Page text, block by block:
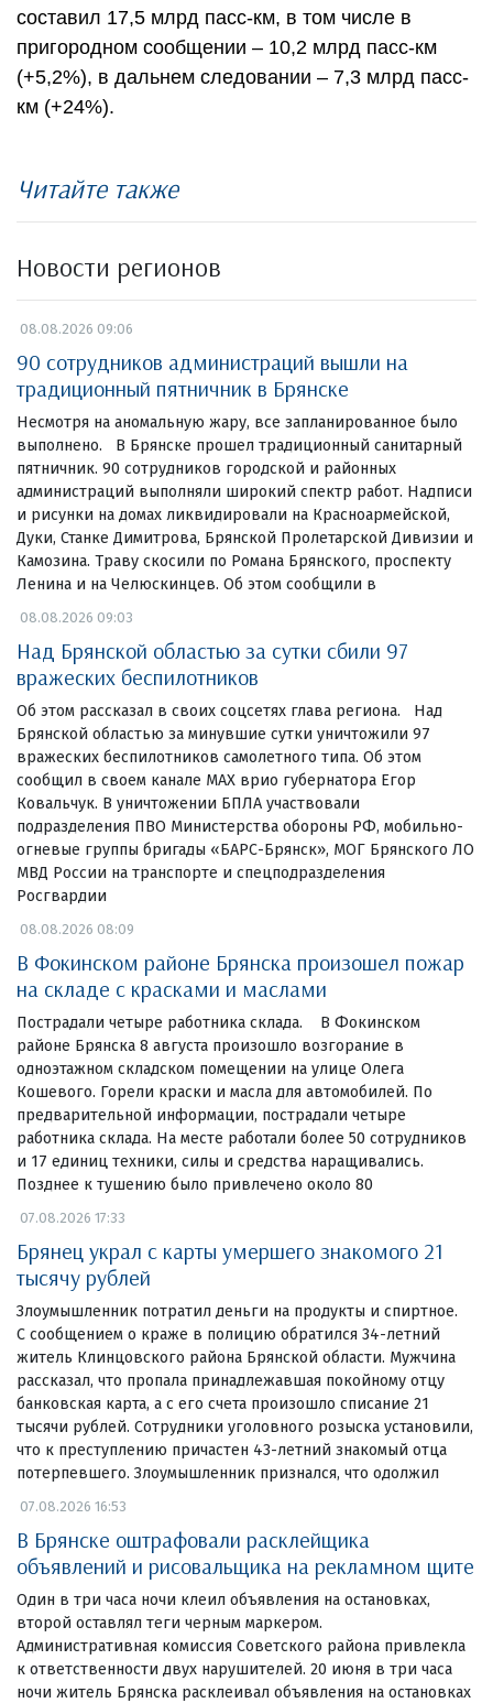
составил 17,5 млрд пасс-км, в том числе в
пригородном сообщении – 10,2 млрд пасс-км
(+5,2%), в дальнем следовании – 7,3 млрд пасс-
км (+24%).
Читайте также
Новости регионов
08.08.2026 09:06
90 сотрудников администраций вышли на
традиционный пятничник в Брянске
Несмотря на аномальную жару, все запланированное было
выполнено. В Брянске прошел традиционный санитарный
пятничник. 90 сотрудников городской и районных
администраций выполняли широкий спектр работ. Надписи
и рисунки на домах ликвидировали на Красноармейской,
Дуки, Станке Димитрова, Брянской Пролетарской Дивизии и
Камозина. Траву скосили по Романа Брянского, проспекту
Ленина и на Челюскинцев. Об этом сообщили в
08.08.2026 09:03
Над Брянской областью за сутки сбили 97
вражеских беспилотников
Об этом рассказал в своих соцсетях глава региона. Над
Брянской областью за минувшие сутки уничтожили 97
вражеских беспилотников самолетного типа. Об этом
сообщил в своем канале МАХ врио губернатора Егор
Ковальчук. В уничтожении БПЛА участвовали
подразделения ПВО Министерства обороны РФ, мобильно-
огневые группы бригады «БАРС-Брянск», МОГ Брянского ЛО
МВД России на транспорте и спецподразделения
Росгвардии
08.08.2026 08:09
В Фокинском районе Брянска произошел пожар
на складе с красками и маслами
Пострадали четыре работника склада. В Фокинском
районе Брянска 8 августа произошло возгорание в
одноэтажном складском помещении на улице Олега
Кошевого. Горели краски и масла для автомобилей. По
предварительной информации, пострадали четыре
работника склада. На месте работали более 50 сотрудников
и 17 единиц техники, силы и средства наращивались.
Позднее к тушению было привлечено около 80
07.08.2026 17:33
Брянец украл с карты умершего знакомого 21
тысячу рублей
Злоумышленник потратил деньги на продукты и спиртное.
С сообщением о краже в полицию обратился 34-летний
житель Клинцовского района Брянской области. Мужчина
рассказал, что пропала принадлежавшая покойному отцу
банковская карта, а с его счета произошло списание 21
тысячи рублей. Сотрудники уголовного розыска установили,
что к преступлению причастен 43-летний знакомый отца
потерпевшего. Злоумышленник признался, что одолжил
07.08.2026 16:53
В Брянске оштрафовали расклейщика
объявлений и рисовальщика на рекламном щите
Один в три часа ночи клеил объявления на остановках,
второй оставлял теги черным маркером.
Административная комиссия Советского района привлекла
к ответственности двух нарушителей. 20 июня в три часа
ночи житель Брянска расклеивал объявления на остановках